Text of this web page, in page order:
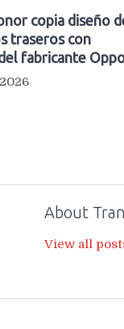
copia diseño
traseros con
fabricante
About
View all